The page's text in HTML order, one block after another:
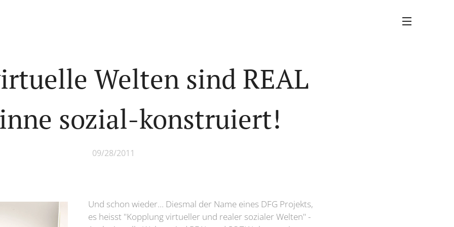
Welten sind REAL
sozial-konstruiert!
09/28/2011
Und schon wieder... Diesmal der Name eines DFG Projekts,
es heisst "Kopplung virtueller und realer sozialer Welten" -